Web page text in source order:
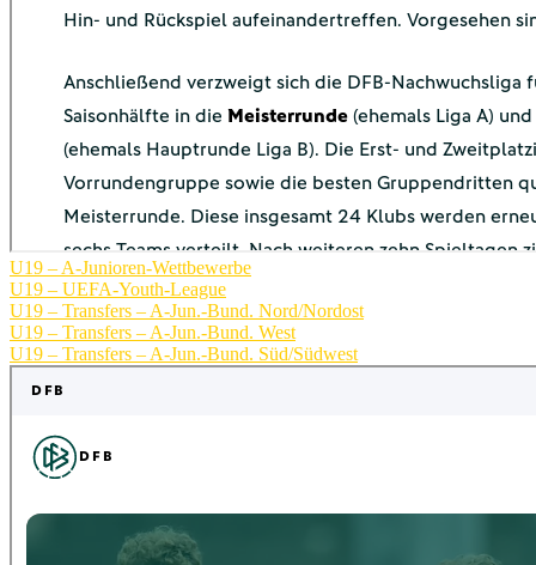
U19 – A-Junioren-Wettbewerbe
U19 – UEFA-Youth-League
U19 – Transfers – A-Jun.-Bund. Nord/Nordost
U19 – Transfers – A-Jun.-Bund. West
U19 – Transfers – A-Jun.-Bund. Süd/Südwest